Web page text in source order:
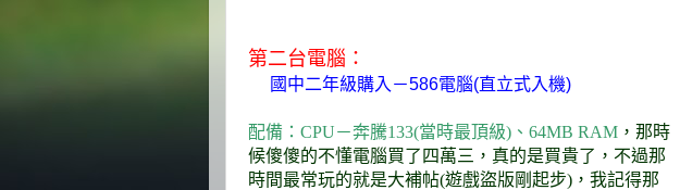
第二台電腦：
國中二年級購入－586電腦(直立式入機)
配備：CPU－奔騰133(當時最頂級)、64MB RAM ，那時
候傻傻的不懂電腦買了四萬三，真的是買貴了，不過那
時間最常玩的就是大補帖(遊戲盜版剛起步)，我記得那